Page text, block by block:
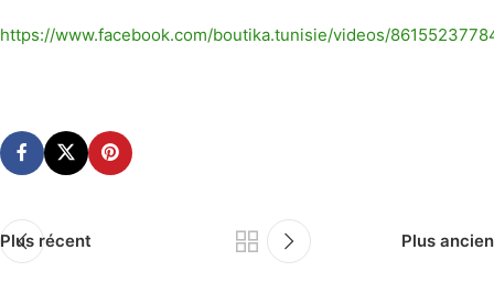
https://www.facebook.com/boutika.tunisie/videos/
Plus récent Plus ancien